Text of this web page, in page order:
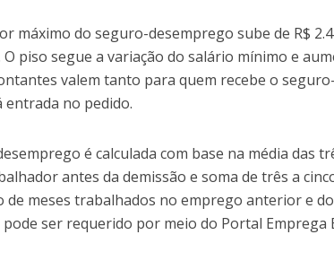
máximo do seguro-desemprego sube de R$
O piso segue a variação do salário mínimo e
valem tanto para quem recebe o
entrada no pedido.
é calculada com base na média das
antes da demissão e soma de três a
de meses trabalhados no emprego anterior e
ser requerido por meio do Portal